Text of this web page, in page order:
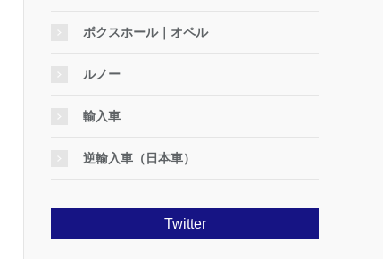
ボクスホール｜オペル
ルノー
輸入車
逆輸入車（日本車）
Twitter